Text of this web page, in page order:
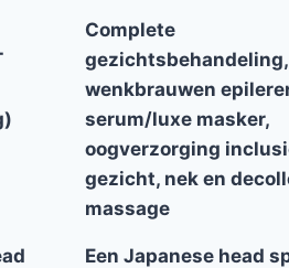
Complete
gezichtsbehandeling,
wenkbrauwen
serum/luxe masker,
oogverzorging
gezicht, nek en
massage
Een Japanese head